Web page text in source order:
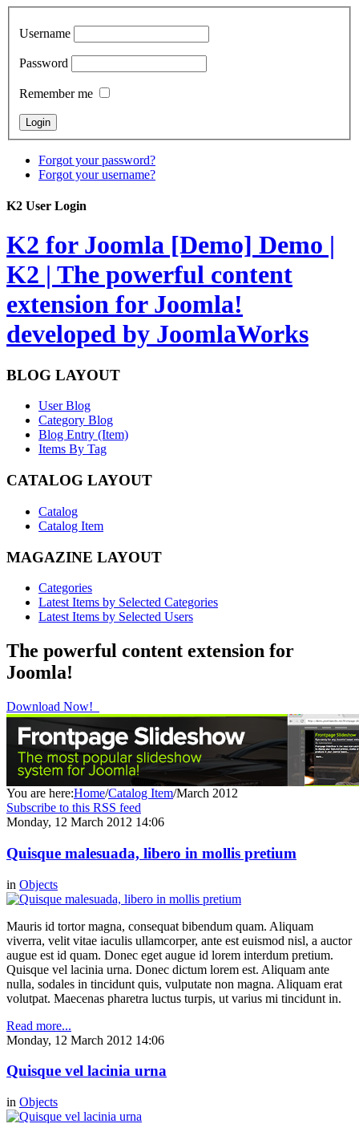
Username
Password
Remember me
Forgot your password?
Forgot your username?
K2 User Login
K2 for Joomla [Demo] Demo |
K2 | The powerful content
extension for Joomla!
developed by JoomlaWorks
BLOG LAYOUT
User Blog
Category Blog
Blog Entry (Item)
Items By Tag
CATALOG LAYOUT
Catalog
Catalog Item
MAGAZINE LAYOUT
Categories
Latest Items by Selected Categories
Latest Items by Selected Users
The powerful content extension for
Joomla!
Download Now!
You are here:Home/Catalog Item/March 2012
Subscribe to this RSS feed
Monday, 12 March 2012 14:06
Quisque malesuada, libero in mollis pretium
in Objects
Mauris id tortor magna, consequat bibendum quam. Aliquam
viverra, velit vitae iaculis ullamcorper, ante est euismod nisl, a auctor
augue est id quam. Donec eget augue id lorem interdum pretium.
Quisque vel lacinia urna. Donec dictum lorem est. Aliquam ante
nulla, sodales in tincidunt quis, vulputate non magna. Aliquam erat
volutpat. Maecenas pharetra luctus turpis, ut varius mi tincidunt in.
Read more...
Monday, 12 March 2012 14:06
Quisque vel lacinia urna
in Objects